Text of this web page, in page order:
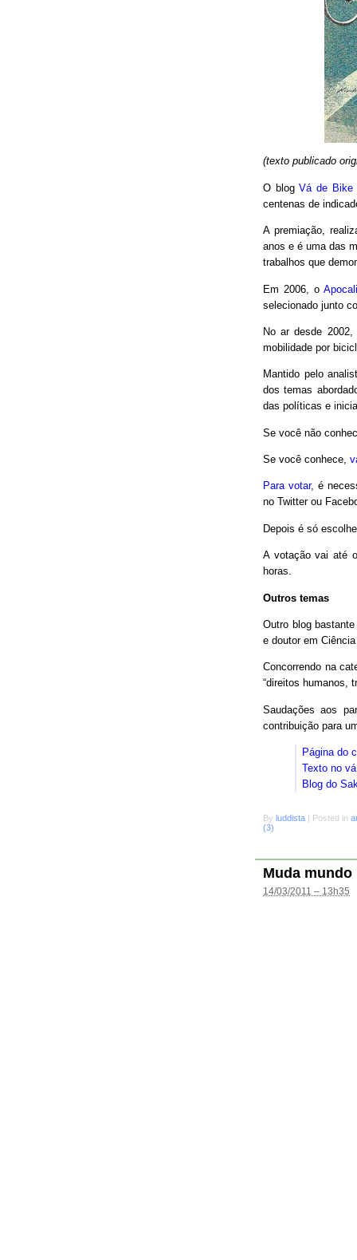
(texto publicado
O blogVá de Bike
centenas de
A premiação,
anos e é uma das
trabalhos que
Em 2006, o
selecionado junto
No ar desde
mobilidade por
Mantido pelo
dos temas
das políticas e
Se você não
Se você conhece,
Para votar, é
no Twitter ou
Depois é só
A votação vai até
horas.
Outros temas
Outro blog
e doutor em
Concorrendo na
“direitos humanos,
Saudações aos
contribuição para
Página do
Texto no
Blog do
By luddista Posted in
(3)
Muda mundo
14/03/2011 – 13h35